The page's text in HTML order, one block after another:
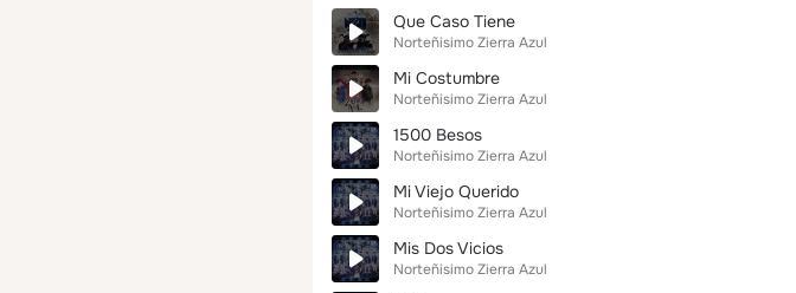
Que Caso Tiene
Norteñisimo Zierra Azul
Mi Costumbre
Norteñisimo Zierra Azul
1500 Besos
Norteñisimo Zierra Azul
Mi Viejo Querido
Norteñisimo Zierra Azul
Mis Dos Vicios
Norteñisimo Zierra Azul